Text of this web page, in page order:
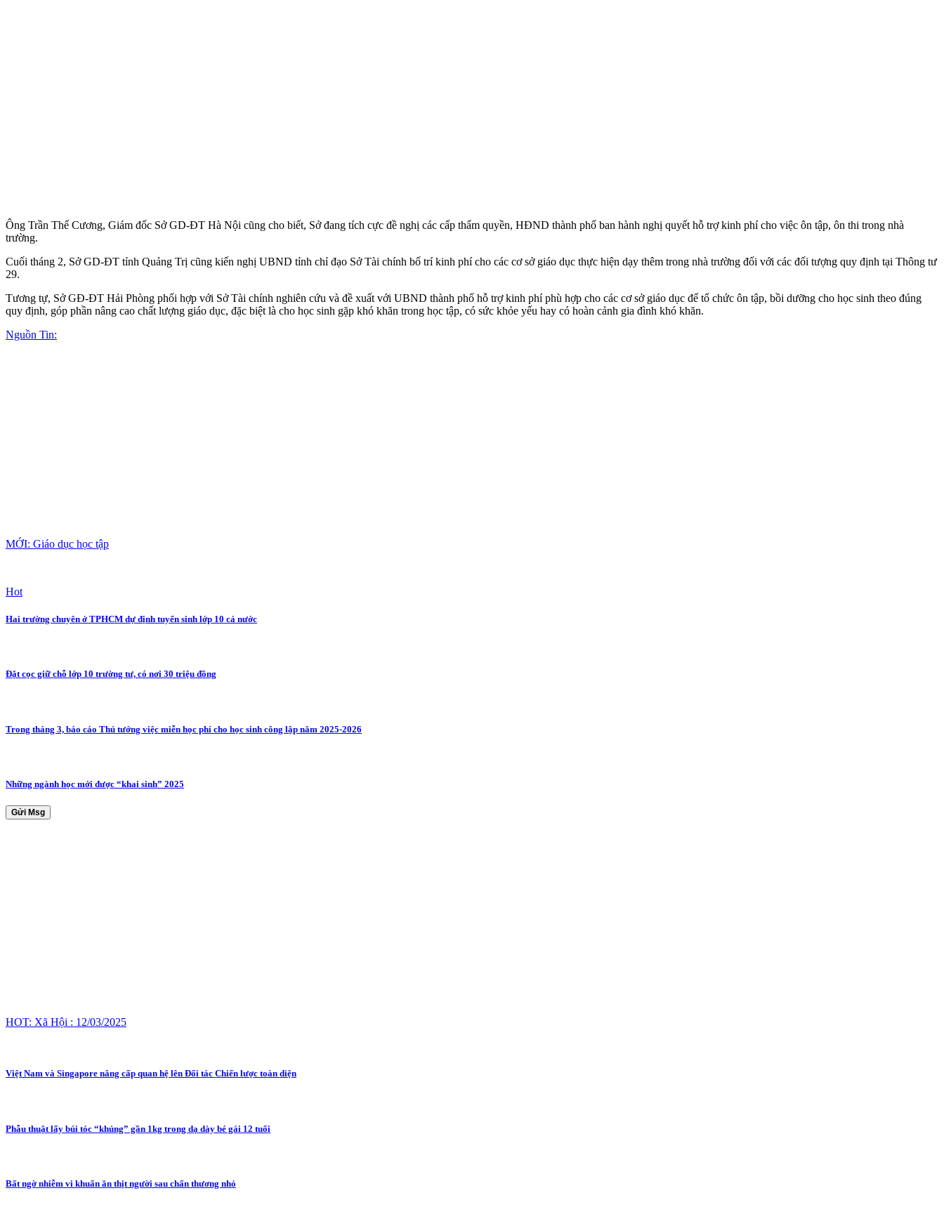
Ông Trần Thế Cương, Giám đốc Sở GD-ĐT Hà Nội cũng cho biết, Sở đang tích cực đề nghị các cấp thẩm quyền, HĐND thành phố ban hành nghị quyết hỗ trợ kinh phí cho việc ôn tập, ôn thi trong nhà
trường.
Cuối tháng 2, Sở GD-ĐT tỉnh Quảng Trị cũng kiến nghị UBND tỉnh chỉ đạo Sở Tài chính bố trí kinh phí cho các cơ sở giáo dục thực hiện dạy thêm trong nhà trường đối với các đối tượng quy định tại Thông tư
29.
Tương tự, Sở GĐ-ĐT Hải Phòng phối hợp với Sở Tài chính nghiên cứu và đề xuất với UBND thành phố hỗ trợ kinh phí phù hợp cho các cơ sở giáo dục để tổ chức ôn tập, bồi dưỡng cho học sinh theo đúng
quy định, góp phần nâng cao chất lượng giáo dục, đặc biệt là cho học sinh gặp khó khăn trong học tập, có sức khỏe yếu hay có hoàn cảnh gia đình khó khăn.
Nguồn Tin:
MỚI: Giáo dục học tập
Hot
Hai trường chuyên ở TPHCM dự định tuyển sinh lớp 10 cả nước
Đặt cọc giữ chỗ lớp 10 trường tư, có nơi 30 triệu đồng
Trong tháng 3, báo cáo Thủ tướng việc miễn học phí cho học sinh công lập năm 2025-2026
Những ngành học mới được “khai sinh” 2025
Gửi Msg
HOT: Xã Hội : 12/03/2025
Việt Nam và Singapore nâng cấp quan hệ lên Đối tác Chiến lược toàn diện
Phẫu thuật lấy búi tóc “khủng” gần 1kg trong dạ dày bé gái 12 tuổi
Bất ngờ nhiễm vi khuẩn ăn thịt người sau chấn thương nhỏ